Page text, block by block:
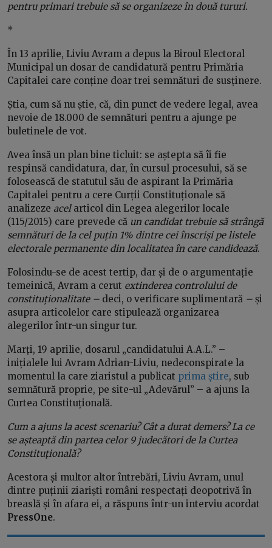
pentru primari trebuie să se organizeze în două tururi.
*
În 13 aprilie, Liviu Avram a depus la Biroul Electoral
Municipal un dosar de candidatură pentru Primăria
Capitalei care conține doar trei semnături de susținere.
Știa, cum să nu știe, că, din punct de vedere legal, avea
nevoie de 18.000 de semnături pentru a ajunge pe
buletinele de vot.
Avea însă un plan bine ticluit: se aștepta să îi fie
respinsă candidatura, dar, în cursul procesului, să se
folosească de statutul său de aspirant la Primăria
Capitalei pentru a cere Curții Constituționale să
analizeze acelarticol din Legea alegerilor locale
(115/2015) care prevede că un candidat trebuie să strângă
semnături de la cel puțin 1% dintre cei înscriși pe listele
electorale permanente din localitatea în care candidează.
Folosindu-se de acest tertip, dar și de o argumentație
temeinică, Avram a cerut extinderea controlului de
constituționalitate – deci, o verificare suplimentară – și
asupra articolelor care stipulează organizarea
alegerilor într-un singur tur.
Marți, 19 aprilie, dosarul „candidatului A.A.L.” –
inițialele lui Avram Adrian-Liviu, nedeconspirate la
momentul la care ziaristul a publicat prima știre, sub
semnătură proprie, pe site-ul „Adevărul” – a ajuns la
Curtea Constituțională.
Cum a ajuns la acest scenariu? Cât a durat demers? La ce
se așteaptă din partea celor 9 judecători de la Curtea
Constituțională?
Acestora și multor altor întrebări, Liviu Avram, unul
dintre puținii ziariști români respectați deopotrivă în
breaslă și în afara ei, a răspuns într-un interviu acordat
PressOne.